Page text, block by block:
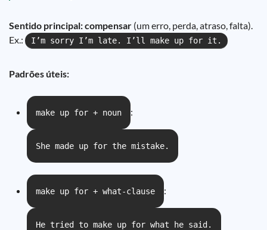
Sentido principal:compensar (um erro, perda, atraso, falta).
Ex.:
I’m sorry I’m late. I’ll make up for it.
Padrões úteis:
make up for + noun :
She made up for the mistake.
make up for + what-clause :
He tried to make up for what he said.